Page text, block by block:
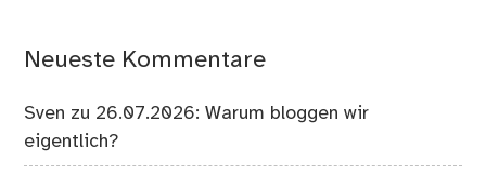
Neueste Kommentare
Sven zu 26.07.2026: Warum bloggen wir
eigentlich?